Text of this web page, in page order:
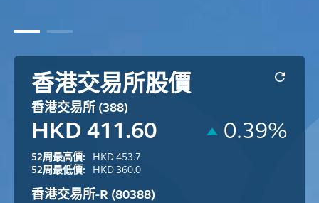
香港交易所股價
香港交易所 (388)
HKD 411.60 0.39%
52周最高價:
HKD 453.7
52周最低價:
HKD 360.0
香港交易所-R (80388)